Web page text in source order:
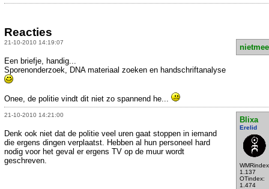
Reacties
21-10-2010 14:19:07
Een briefje, handig...
Sporenonderzoek, DNA materiaal zoeken en handschriftanalyse
Onee, de politie vindt dit niet zo spannend he...
21-10-2010 14:21:00
Blixa
Erelid
1.137
OTindex:
1.474
Denk ook niet dat de politie veel uren gaat stoppen in iemand
die ergens dingen verplaatst. Hebben al hun personeel hard
nodig voor het geval er ergens TV op de muur wordt
geschreven.